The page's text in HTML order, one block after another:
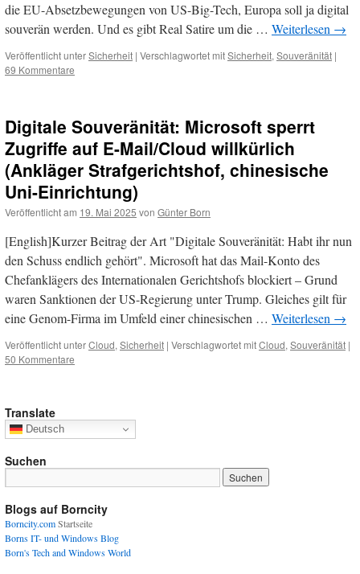
die EU-Absetzbewegungen von US-Big-Tech, Europa soll ja digital
souverän werden. Und es gibt Real Satire um die … Weiterlesen →
Veröffentlicht unterSicherheit | Verschlagwortet mitSicherheit, Souveränität |
69 Kommentare
Digitale Souveränität: Microsoft sperrt
Zugriffe auf E-Mail/Cloud willkürlich
(Ankläger Strafgerichtshof, chinesische
Uni-Einrichtung)
Veröffentlicht am 19. Mai 2025 von Günter Born
[English]Kurzer Beitrag der Art "Digitale Souveränität: Habt ihr nun
den Schuss endlich gehört". Microsoft hat das Mail-Konto des
Chefanklägers des Internationalen Gerichtshofs blockiert – Grund
waren Sanktionen der US-Regierung unter Trump. Gleiches gilt für
eine Genom-Firma im Umfeld einer chinesischen … Weiterlesen →
Veröffentlicht unterCloud, Sicherheit | Verschlagwortet mitCloud, Souveränität |
50 Kommentare
Translate
Deutsch
Suchen
Blogs auf Borncity
Borncity.comStartseite
Borns IT- und Windows Blog
Born's Tech and Windows World